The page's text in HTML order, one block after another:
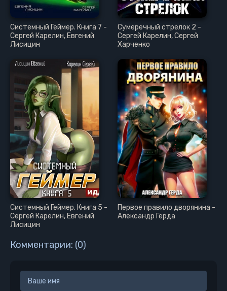
Системный Геймер. Книга 7 -
Сергей Карелин, Евгений
Лисицин
Сумеречный стрелок 2 -
Сергей Карелин, Сергей
Харченко
Системный Геймер. Книга 5 -
Сергей Карелин, Евгений
Лисицин
Первое правило дворянина -
Александр Герда
Комментарии: (0)